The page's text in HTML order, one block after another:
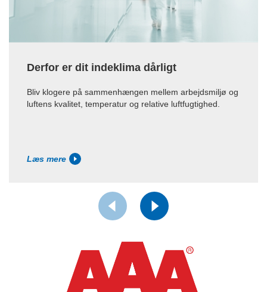
Derfor er dit indeklima dårligt
Bliv klogere på sammenhængen mellem arbejdsmiljø og
luftens kvalitet, temperatur og relative luftfugtighed.
Læs mere